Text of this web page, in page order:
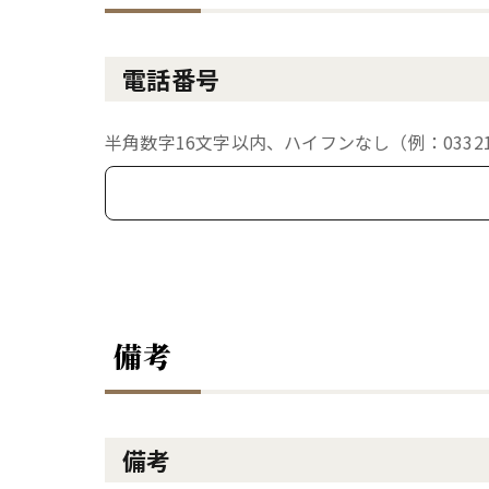
電話番号
半角数字16文字以内、ハイフンなし（例：
備考
備考